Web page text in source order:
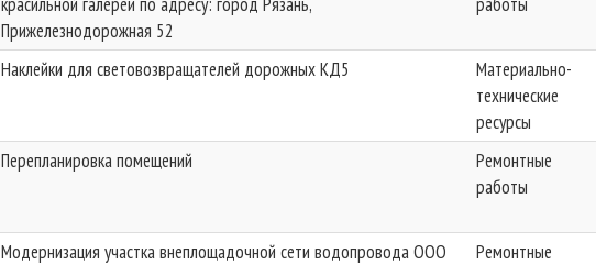
Прижелезнодорожная 52
Наклейки для световозвращателей дорожных КД5
Материально-
технические
ресурсы
Перепланировка помещений
Ремонтные
работы
Модернизация участка внеплощадочной сети водопровода ООО
Ремонтные